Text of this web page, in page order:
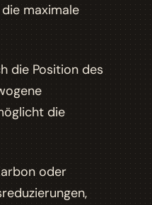
maximale
die Position des
die
oder